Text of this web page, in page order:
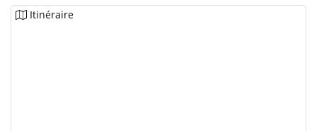
Itinéraire